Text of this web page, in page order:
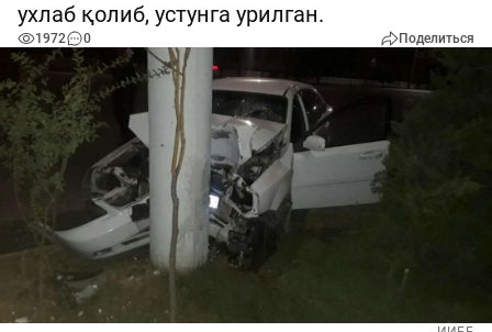
ухлаб қолиб, устунга урилган.
1972 0 Поделиться